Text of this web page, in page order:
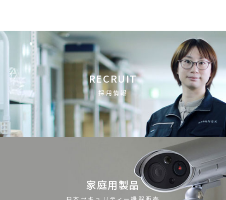
RECRUIT
採用情報
家庭用製品